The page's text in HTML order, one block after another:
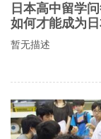
日本高中留学
如何才能成为
暂无描述